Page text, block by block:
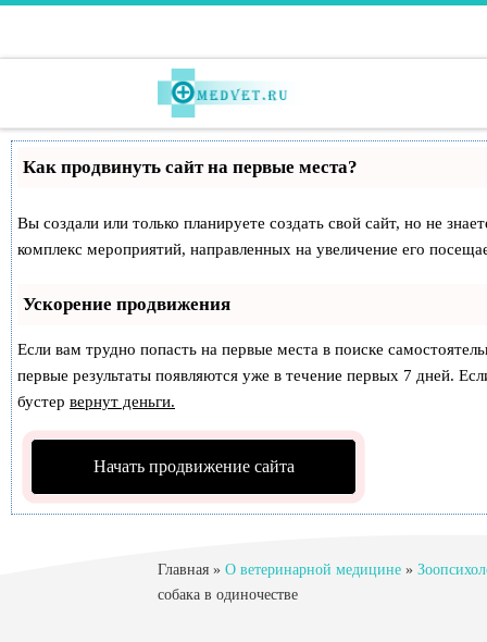
Как продвинуть сайт на первые места?
Вы создали или только планируете создать свой сайт, но не
комплекс мероприятий, направленных на увеличение его
Ускорение продвижения
Если вам трудно попасть на первые места в поиске
первые результаты появляются уже в течение первых 7 дней.
бустер вернут деньги.
Начать продвижение сайта
Главная » О ветеринарной медицине »
собака в одиночестве